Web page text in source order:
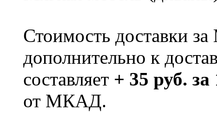
Стоимость доставки
дополнительно к
составляет + 35 руб.
от МКАД.